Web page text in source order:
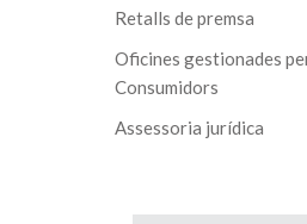
Retalls de premsa
Oficines gestionades
Consumidors
Assessoria jurídica